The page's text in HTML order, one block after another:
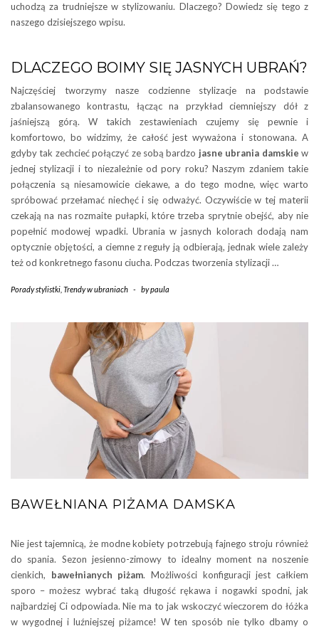
uchodzą za trudniejsze w stylizowaniu. Dlaczego? Dowiedz się tego z
naszego dzisiejszego wpisu.
DLACZEGO BOIMY SIĘ JASNYCH UBRAŃ?
Najczęściej tworzymy nasze codzienne stylizacje na podstawie
zbalansowanego kontrastu, łącząc na przykład ciemniejszy dół z
jaśniejszą górą. W takich zestawieniach czujemy się pewnie i
komfortowo, bo widzimy, że całość jest wyważona i stonowana. A
gdyby tak zechcieć połączyć ze sobą bardzo jasne ubrania damskie w
jednej stylizacji i to niezależnie od pory roku? Naszym zdaniem takie
połączenia są niesamowicie ciekawe, a do tego modne, więc warto
spróbować przełamać niechęć i się odważyć. Oczywiście w tej materii
czekają na nas rozmaite pułapki, które trzeba sprytnie obejść, aby nie
popełnić modowej wpadki. Ubrania w jasnych kolorach dodają nam
optycznie objętości, a ciemne z reguły ją odbierają, jednak wiele zależy
też od konkretnego fasonu ciucha. Podczas tworzenia stylizacji …
Porady stylistki Trendy w ubraniach - bypaula
BAWEŁNIANA PIŻAMA DAMSKA
Nie jest tajemnicą, że modne kobiety potrzebują fajnego stroju również
do spania. Sezon jesienno-zimowy to idealny moment na noszenie
cienkich, bawełnianych piżam. Możliwości konfiguracji jest całkiem
sporo – możesz wybrać taką długość rękawa i nogawki spodni, jak
najbardziej Ci odpowiada. Nie ma to jak wskoczyć wieczorem do łóżka
w wygodnej i luźniejszej piżamce! W ten sposób nie tylko dbamy o